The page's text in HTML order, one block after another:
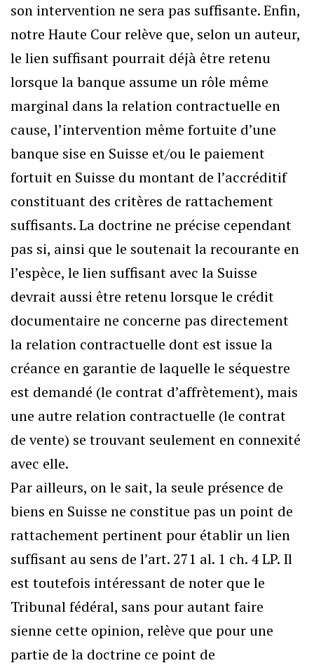
son intervention ne sera pas suffisante. Enfin,
notre Haute Cour relève que, selon un auteur,
le lien suffisant pourrait déjà être retenu
lorsque la banque assume un rôle même
marginal dans la relation contractuelle en
cause, l’intervention même fortuite d’une
banque sise en Suisse et/ou le paiement
fortuit en Suisse du montant de l’accréditif
constituant des critères de rattachement
suffisants. La doctrine ne précise cependant
pas si, ainsi que le soutenait la recourante en
l’espèce, le lien suffisant avec la Suisse
devrait aussi être retenu lorsque le crédit
documentaire ne concerne pas directement
la relation contractuelle dont est issue la
créance en garantie de laquelle le séquestre
est demandé (le contrat d’affrètement), mais
une autre relation contractuelle (le contrat
de vente) se trouvant seulement en connexité
avec elle.
Par ailleurs, on le sait, la seule présence de
biens en Suisse ne constitue pas un point de
rattachement pertinent pour établir un lien
suffisant au sens de l’art. 271 al. 1 ch. 4 LP. Il
est toutefois intéressant de noter que le
Tribunal fédéral, sans pour autant faire
sienne cette opinion, relève que pour une
partie de la doctrine ce point de